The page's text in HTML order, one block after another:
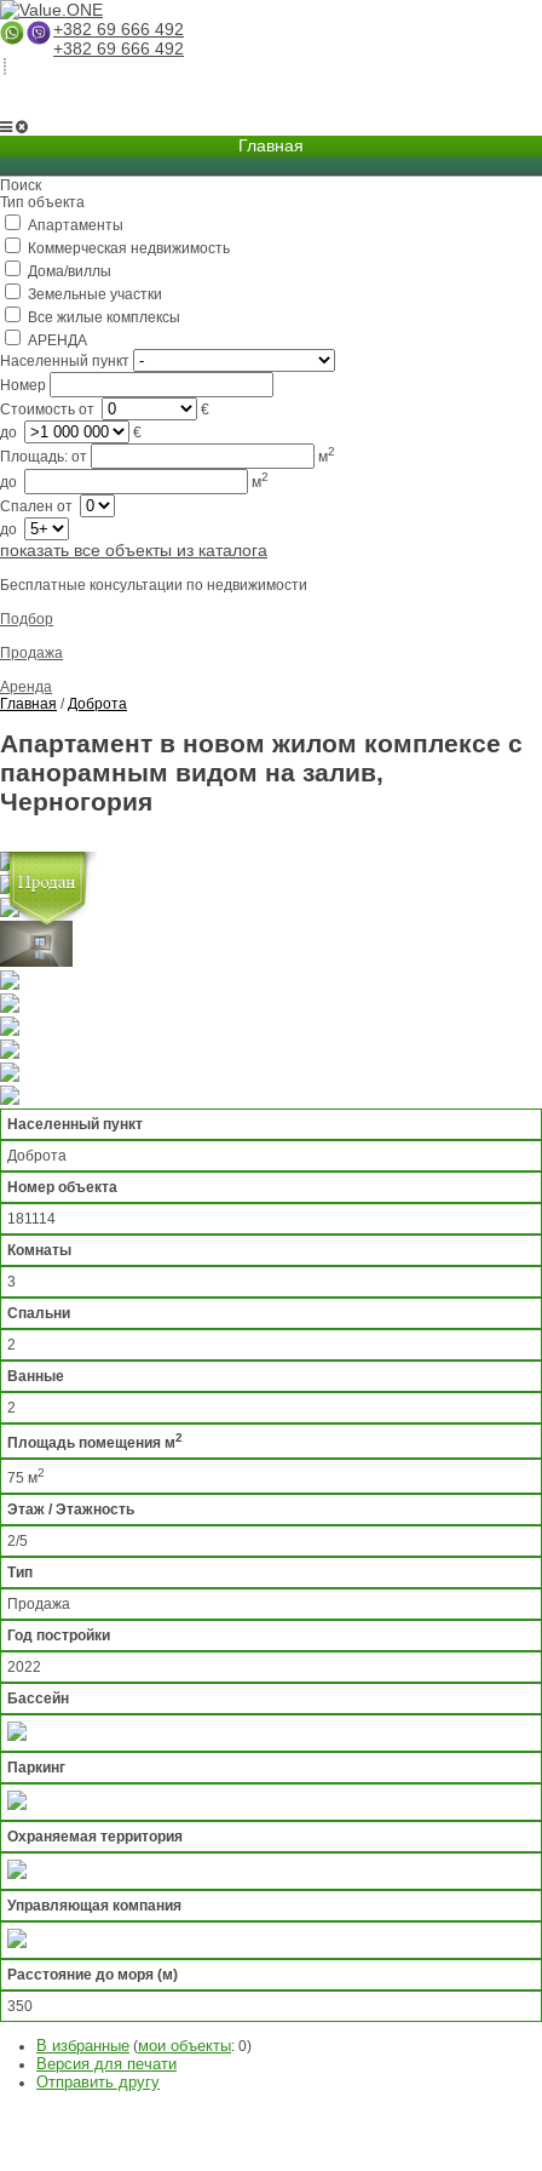
+382 69 666 492
+382 69 666 492
Главная
Lifestyle
Контакты
Поиск
Тип объекта
Апартаменты
Коммерческая недвижимость
Дома/виллы
Земельные участки
Все жилые комплексы
АРЕНДА
Населенный пункт
Номер
Стоимость от
€
до
€
Площадь: от м2
до м2
Спален от
до
показать все объекты из каталога
Бесплатные консультации по недвижимости
Подбор
Продажа
Аренда
Главная /Доброта
Апартамент в новом жилом комплексе с
панорамным видом на залив,
Черногория
Населенный пункт
Доброта
Номер объекта
181114
Комнаты
3
Спальни
2
Ванные
2
Площадь помещения м2
75 м2
Этаж / Этажность
2/5
Тип
Продажа
Год постройки
2022
Бассейн
Паркинг
Охраняемая территория
Управляющая компания
Расстояние до моря (м)
350
В избранные (мои объекты: 0)
Версия для печати
Отправить другу